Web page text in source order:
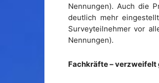
Nennungen). Auch die
deutlich mehr
Surveyteilnehmer vor
Nennungen).
Fachkräfte – verzweifelt